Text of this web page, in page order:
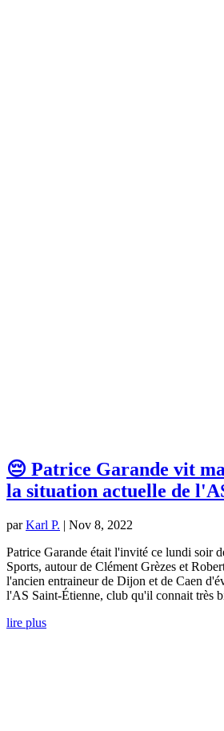
😔 Patrice Garande vit
la situation actuelle de
parKarl P. | Nov 8, 2022
Patrice Garande était l'invité ce lundi soir
Sports, autour de Clément Grèzes et
l'ancien entraineur de Dijon et de Caen
l'AS Saint-Étienne, club qu'il connait très
lire plus